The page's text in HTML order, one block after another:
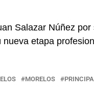
Salazar Núñez
etapa
MORELOS